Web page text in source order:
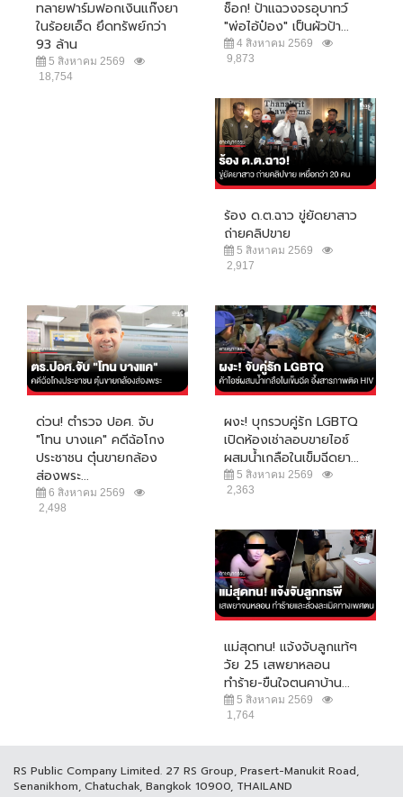
ทลายฟาร์มฟอกเงินแก๊งยา
ในร้อยเอ็ด ยึดทรัพย์กว่า
93 ล้าน
5 สิงหาคม 2569
18,754
ช็อก! ป้าแฉวงจรอุบาทว์
"พ่อไอ้ป๋อง" เป็นผัวป้า...
4 สิงหาคม 2569
9,873
ร้อง ด.ต.ฉาว ขู่ยัดยาสาว
ถ่ายคลิปขาย
5 สิงหาคม 2569
2,917
ด่วน! ตำรวจ ปอศ. จับ
"โทน บางแค" คดีฉ้อโกง
ประชาชน ตุ๋นขายกล้อง
ส่องพระ...
6 สิงหาคม 2569
2,498
ผงะ! บุกรวบคู่รัก LGBTQ
เปิดห้องเช่าลอบขายไอซ์
ผสมน้ำเกลือในเข็มฉีดยา...
5 สิงหาคม 2569
2,363
แม่สุดทน! แจ้งจับลูกแท้ๆ
วัย 25 เสพยาหลอน
ทำร้าย-ขืนใจตนคาบ้าน...
5 สิงหาคม 2569
1,764
RS Public Company Limited. 27 RS Group, Prasert-Manukit Road,
Senanikhom, Chatuchak, Bangkok 10900, THAILAND